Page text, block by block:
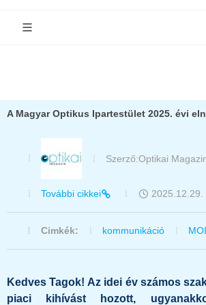
A Magyar Optikus Ipartestület 2025. évi
Szerző:Optikai
További cikkei 2025.12.29.
Cimkék: kommunikáció
Kedves Tagok! Az idei év számos
piaci kihívást hozott,